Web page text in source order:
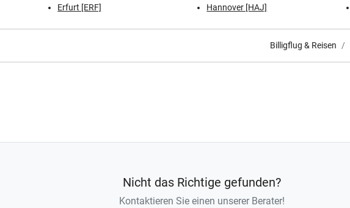
Erfurt [ERF]
Hannover [HAJ]
Billigflug & Reisen
Nicht das Richtige gefunden?
Kontaktieren Sie einen unserer Berater!